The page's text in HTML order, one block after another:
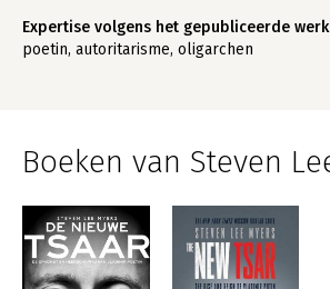
Expertise volgens het gepubliceerde
poetin, autoritarisme, oligarchen
Boeken van Steven